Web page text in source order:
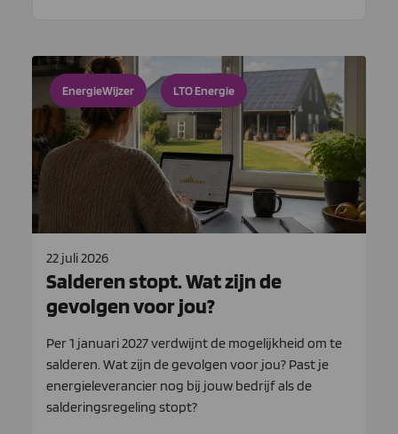
EnergieWijzer LTO Energie
22 juli 2026
Salderen stopt. Wat zijn de
gevolgen voor jou?
Per 1 januari 2027 verdwijnt de mogelijkheid om te
salderen. Wat zijn de gevolgen voor jou? Past je
energieleverancier nog bij jouw bedrijf als de
salderingsregeling stopt?